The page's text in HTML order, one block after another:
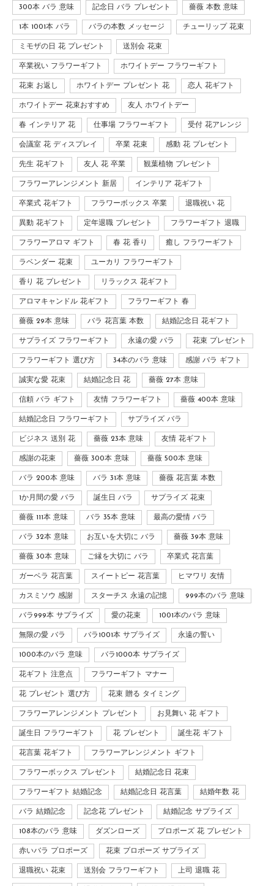
300本 バラ 意味 記念日 バラ プレゼント 薔薇 本数 意味
1本 1001本 バラ バラの本数 メッセージ チューリップ 花束
ミモザの日 花 プレゼント 送別会 花束
卒業祝い フラワーギフト ホワイトデー フラワーギフト
花束 お返し ホワイトデー プレゼント 花 恋人 花ギフト
ホワイトデー 花束おすすめ 友人 ホワイトデー
春 インテリア 花 仕事場 フラワーギフト 受付 花アレンジ
会議室 花 ディスプレイ 卒業 花束 感動 花 プレゼント
先生 花ギフト 友人 花 卒業 観葉植物 プレゼント
フラワーアレンジメント 新居 インテリア 花ギフト
卒業式 花ギフト フラワーボックス 卒業 退職祝い 花
異動 花ギフト 定年退職 プレゼント フラワーギフト 退職
フラワーアロマ ギフト 春 花 香り 癒し フラワーギフト
ラベンダー 花束 ユーカリ フラワーギフト
香り 花 プレゼント リラックス 花ギフト
アロマキャンドル 花ギフト フラワーギフト 春
薔薇 29本 意味 バラ 花言葉 本数 結婚記念日 花ギフト
サプライズ フラワーギフト 永遠の愛 バラ 花束 プレゼント
フラワーギフト 選び方 34本のバラ 意味 感謝 バラ ギフト
誠実な愛 花束 結婚記念日 花 薔薇 27本 意味
信頼 バラ ギフト 友情 フラワーギフト 薔薇 400本 意味
結婚記念日 フラワーギフト サプライズ バラ
ビジネス 送別 花 薔薇 23本 意味 友情 花ギフト
感謝の花束 薔薇 300本 意味 薔薇 500本 意味
バラ 200本 意味 バラ 31本 意味 薔薇 花言葉 本数
1か月間の愛 バラ 誕生日 バラ サプライズ 花束
薔薇 111本 意味 バラ 35本 意味 最高の愛情 バラ
バラ 32本 意味 お互いを大切に バラ 薔薇 39本 意味
薔薇 30本 意味 ご縁を大切に バラ 卒業式 花言葉
ガーベラ 花言葉 スイートピー 花言葉 ヒマワリ 友情
カスミソウ 感謝 スターチス 永遠の記憶 999本のバラ 意味
バラ999本 サプライズ 愛の花束 1001本のバラ 意味
無限の愛 バラ バラ1001本 サプライズ 永遠の誓い
1000本のバラ 意味 バラ1000本 サプライズ
花ギフト 注意点 フラワーギフト マナー
花 プレゼント 選び方 花束 贈る タイミング
フラワーアレンジメント プレゼント お見舞い 花 ギフト
誕生日 フラワーギフト 花 プレゼント 誕生花 ギフト
花言葉 花ギフト フラワーアレンジメント ギフト
フラワーボックス プレゼント 結婚記念日 花束
フラワーギフト 結婚記念 結婚記念日 花言葉 結婚年数 花
バラ 結婚記念 記念花 プレゼント 結婚記念 サプライズ
108本のバラ 意味 ダズンローズ プロポーズ 花 プレゼント
赤いバラ プロポーズ 花束 プロポーズ サプライズ
退職祝い 花束 送別会 フラワーギフト 上司 退職 花